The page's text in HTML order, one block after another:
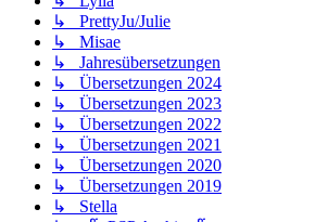
↳ PrettyJu/Julie
↳ Misae
↳ Jahresübersetzungen
↳ Übersetzungen 2024
↳ Übersetzungen 2023
↳ Übersetzungen 2022
↳ Übersetzungen 2021
↳ Übersetzungen 2020
↳ Übersetzungen 2019
↳ Stella